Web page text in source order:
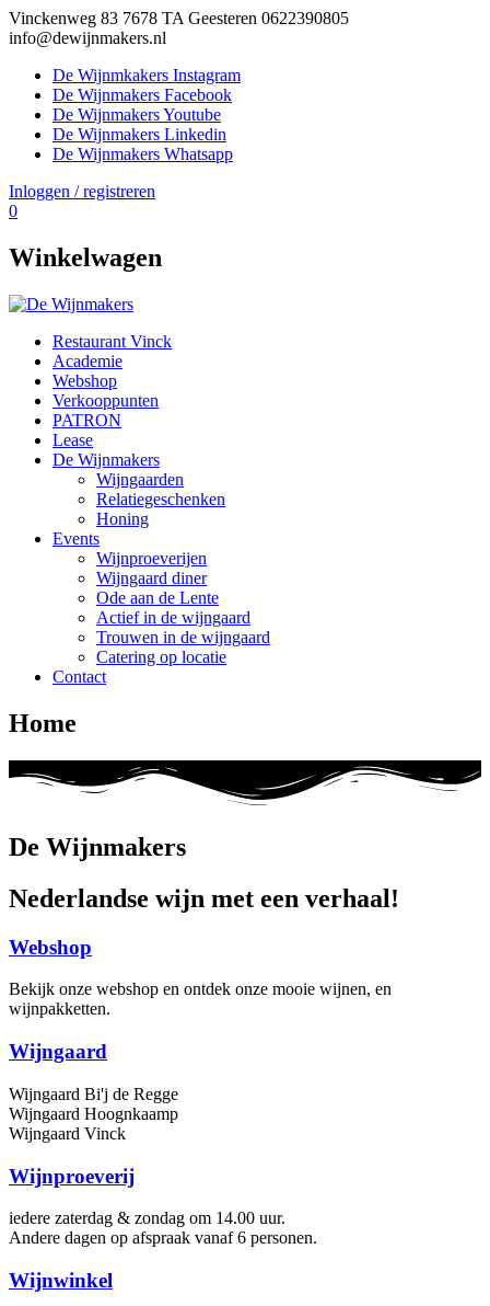
Vinckenweg 83 7678 TA Geesteren 0622390805
info@dewijnmakers.nl
De Wijnmkakers Instagram
De Wijnmakers Facebook
De Wijnmakers Youtube
De Wijnmakers Linkedin
De Wijnmakers Whatsapp
Inloggen / registreren
0
Winkelwagen
Restaurant Vinck
Academie
Webshop
Verkooppunten
PATRON
Lease
De Wijnmakers
Wijngaarden
Relatiegeschenken
Honing
Events
Wijnproeverijen
Wijngaard diner
Ode aan de Lente
Actief in de wijngaard
Trouwen in de wijngaard
Catering op locatie
Contact
Home
De Wijnmakers
Nederlandse wijn met een verhaal!
Webshop
Bekijk onze webshop en ontdek onze mooie wijnen, en
wijnpakketten.
Wijngaard
Wijngaard Bi'j de Regge
Wijngaard Hoognkaamp
Wijngaard Vinck
Wijnproeverij
iedere zaterdag & zondag om 14.00 uur.
Andere dagen op afspraak vanaf 6 personen.
Wijnwinkel